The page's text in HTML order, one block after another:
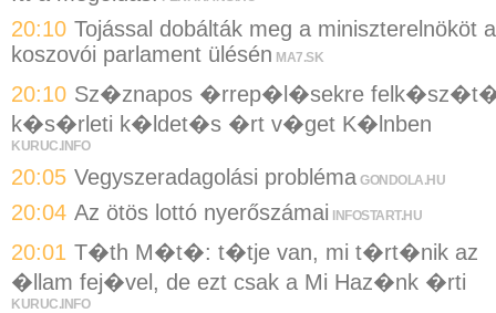
20:10 Tojással dobálták meg a miniszterelnököt a
koszovói parlament ülésén MA7.SK
20:10 Sz�znapos �rrep�l�sekre
k�s�rleti k�ldet�s �rt v�get K�lnben
KURUC.INFO
20:05 Vegyszeradagolási probléma GONDOLA.HU
20:04 Az ötös lottó nyerőszámai INFOSTART.HU
20:01 T�th M�t�: t�tje van, mi t�rt�nik az
�llam fej�vel, de ezt csak a Mi Haz�nk �rti
KURUC.INFO